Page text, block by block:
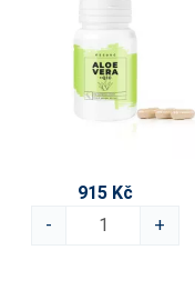
915 Kč
-
+